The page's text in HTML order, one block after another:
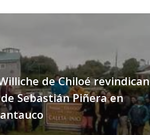
de Chiloé revindican
Sebastián Piñera en